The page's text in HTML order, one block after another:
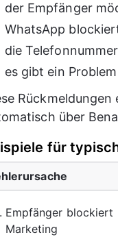
der Empfänger
WhatsApp
die
es gibt ein
über
für
Empfänger blockiert
Marketing